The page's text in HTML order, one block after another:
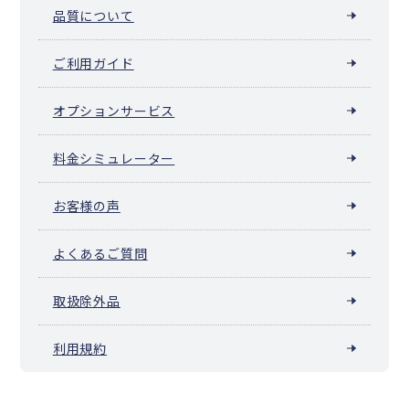
品質について
ご利用ガイド
オプションサービス
料金シミュレーター
お客様の声
よくあるご質問
取扱除外品
利用規約